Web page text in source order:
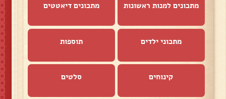
מתכונים למנות ראשונות מתכונים דיאטטים
מתכוני ילדים תוספות
קינוחים סלטים